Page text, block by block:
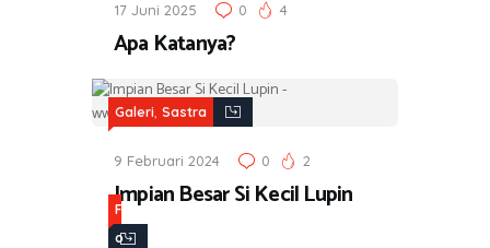
17 Juni 2025 0 4
Apa Katanya?
Galeri, Sastra
9 Februari 2024 0 2
Impian Besar Si Kecil Lupin
F
o